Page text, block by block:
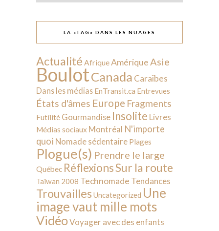
LA «TAG» DANS LES NUAGES
Actualité AfriqueAmérique Asie
BoulotCanada Caraïbes
Dans les médias EnTransit.ca Entrevues
États d'âmes Europe Fragments
Futilité Gourmandise Insolite Livres
Médias sociaux Montréal N'importe
quoi Nomade sédentaire Plages
Plogue(s) Prendre le large
Québec RéflexionsSur la route
Taïwan 2008 Technomade Tendances
Trouvailles Uncategorized Une
image vaut mille mots
VidéoVoyager avec des enfants